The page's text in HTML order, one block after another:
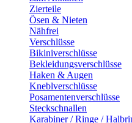
Zierteile
Ösen & Nieten
Nähfrei
Verschlüsse
Bikiniverschlüsse
Bekleidungsverschlüsse
Haken & Augen
Kneblverschlüsse
Posamentenverschlüsse
Steckschnallen
Karabiner / Ringe /